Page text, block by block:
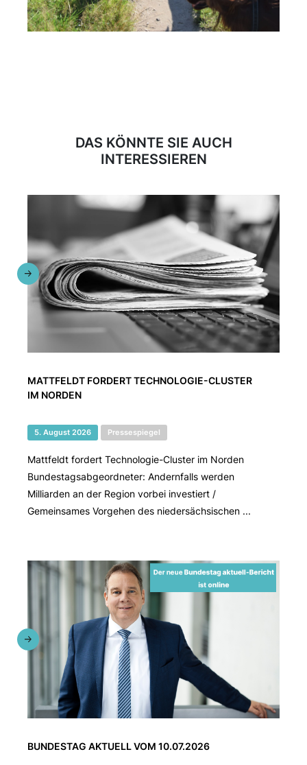
DAS KÖNNTE SIE AUCH
INTERESSIEREN
MATTFELDT FORDERT TECHNOLOGIE-CLUSTER
IM NORDEN
5. August 2026 Pressespiegel
Mattfeldt fordert Technologie-Cluster im Norden
Bundestagsabgeordneter: Andernfalls werden
Milliarden an der Region vorbei investiert /
Gemeinsames Vorgehen des niedersächsischen ...
BUNDESTAG AKTUELL VOM 10.07.2026